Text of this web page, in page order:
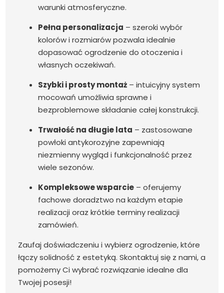
warunki atmosferyczne.
Pełna personalizacja – szeroki wybór
kolorów i rozmiarów pozwala idealnie
dopasować ogrodzenie do otoczenia i
własnych oczekiwań.
Szybki i prosty montaż – intuicyjny system
mocowań umożliwia sprawne i
bezproblemowe składanie całej konstrukcji.
Trwałość na długie lata – zastosowane
powłoki antykorozyjne zapewniają
niezmienny wygląd i funkcjonalność przez
wiele sezonów.
Kompleksowe wsparcie – oferujemy
fachowe doradztwo na każdym etapie
realizacji oraz krótkie terminy realizacji
zamówień.
Zaufaj doświadczeniu i wybierz ogrodzenie, które
łączy solidność z estetyką. Skontaktuj się z nami, a
pomożemy Ci wybrać rozwiązanie idealne dla
Twojej posesji!